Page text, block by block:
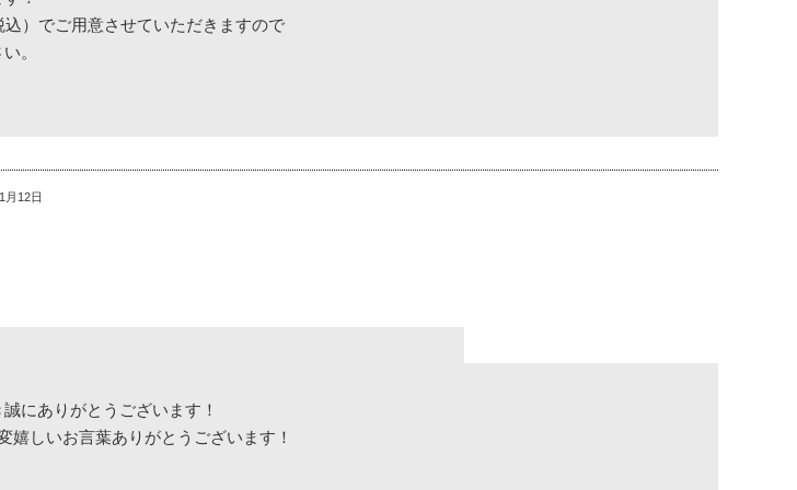
）でご用意させていただきますので
。
月12日
にありがとうございます！
しいお言葉ありがとうございます！